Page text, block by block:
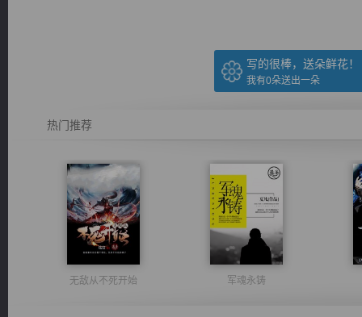
写的很棒，送朵鲜花！
我有0朵送出一朵
热门推荐
无敌从不死开始 军魂永铸